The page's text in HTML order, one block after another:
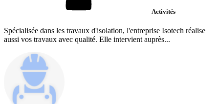
Activités
Spécialisée dans les travaux d'isolation, l'entreprise Isotech réalise
aussi vos travaux avec qualité. Elle intervient auprès...